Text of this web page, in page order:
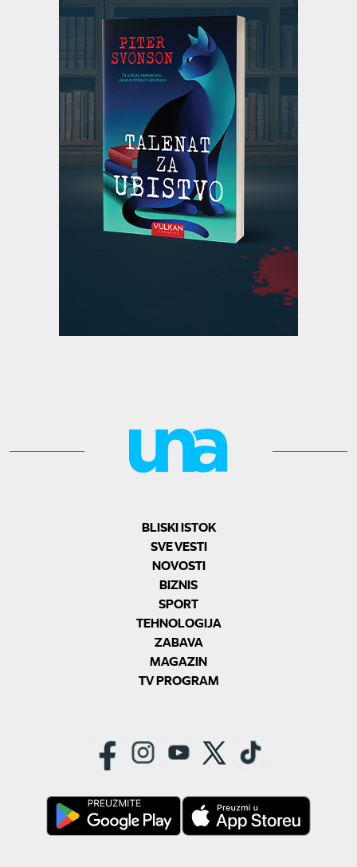
BLISKI ISTOK
SVE VESTI
NOVOSTI
BIZNIS
SPORT
TEHNOLOGIJA
ZABAVA
MAGAZIN
TV PROGRAM